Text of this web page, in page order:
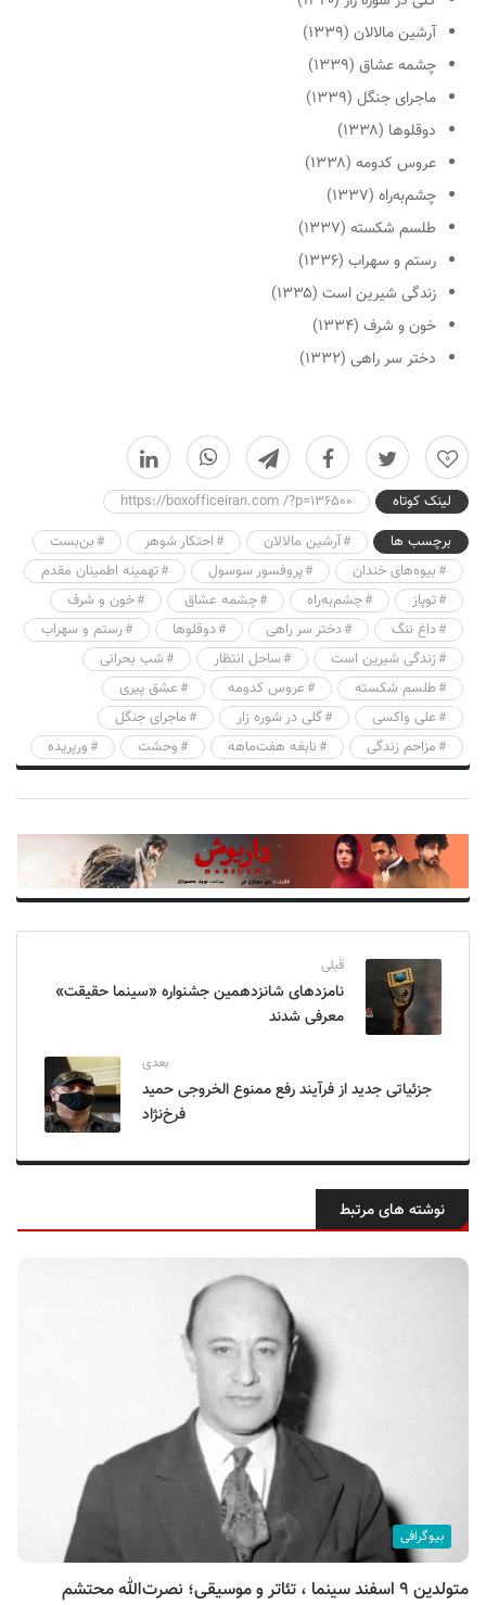
آرشین مالالان (۱۳۳۹)
چشمه عشاق (۱۳۳۹)
ماجرای جنگل (۱۳۳۹)
دوقلوها (۱۳۳۸)
عروس کدومه (۱۳۳۸)
چشم‌به‌راه (۱۳۳۷)
طلسم شکسته (۱۳۳۷)
رستم و سهراب (۱۳۳۶)
زندگی شیرین است (۱۳۳۵)
خون و شرف (۱۳۳۴)
دختر سر راهی (۱۳۳۲)
0
لینک کوتاه
https://boxofficeiran.com /?p=136500
برچسب ها
آرشین مالالان احتکار شوهر
بن‌بست
بیوه‌های خندان
پروفسور سوسول
تهمینه اطمینان مقدم
توپاز
چشم‌به‌راه چشمه عشاق
خون و شرف
داغ ننگ
دختر سر راهی دوقلوها
رستم و سهراب
زندگی شیرین است
ساحل انتظار
شب بحرانی
طلسم شکسته
عروس کدومه
عشق پیری
علی واکسی
گلی در شوره زار
ماجرای جنگل
مزاحم زندگی
نابغه هفت‌ماهه وحشت ورپریده
قبلی
نامزدهای شانزدهمین جشنواره «سینما حقیقت»
معرفی شدند
بعدی
جزئیاتی جدید از فرآیند رفع ممنوع الخروجی حمید
فرخ‌نژاد
نوشته های مرتبط
بیوگرافی
متولدین ۹ اسفند سینما ، تئاتر و موسیقی؛ نصرت‌الله محتشم